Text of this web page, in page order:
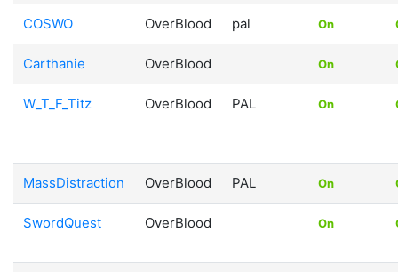
COSWO OverBlood pal On
Carthanie OverBlood On
W_T_F_Titz OverBlood PAL On
MassDistraction OverBlood PAL On
SwordQuest OverBlood On